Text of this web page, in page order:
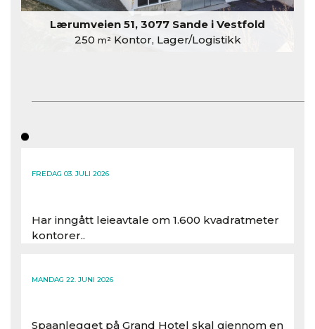
Lærumveien 51, 3077 Sande i Vestfold
250 m²Kontor, Lager/Logistikk
FREDAG 03. JULI 2026
Har inngått leieavtale om 1.600 kvadratmeter
kontorer..
MANDAG 22. JUNI 2026
Spaanlegget på Grand Hotel skal gjennom en